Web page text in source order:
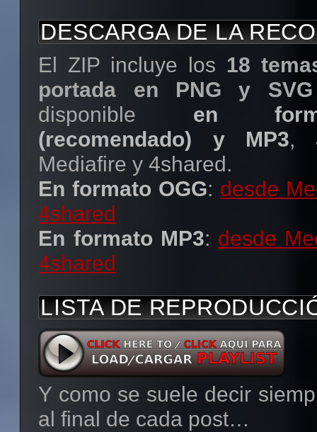
DESCARGA DE LA
El ZIP incluye los 18
portada en PNG y
disponible en
(recomendado) y MP3,
Mediafire y 4shared.
En formato OGG: desde
4shared
En formato MP3: desde
4shared
LISTA DE
Y como se suele decir
al final de cada post…